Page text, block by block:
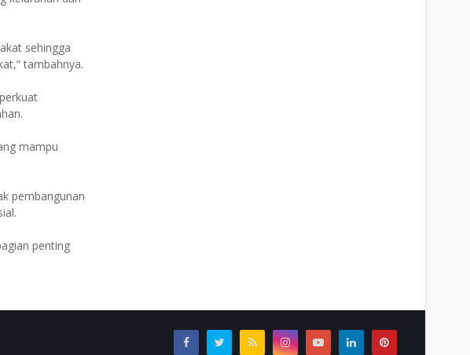
sehingga
tambahnya.
mampu
pembangunan
penting